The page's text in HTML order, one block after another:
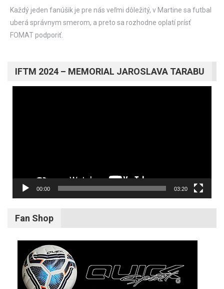
Každý jeden fanúšik je pre nás veľmi dôležitý, v Martine sa futbal
uberá správnym smerom, a preto sa rozhodne oplatí prísť
FOMAT podporiť.
IFTM 2024 – MEMORIAL JAROSLAVA TARABU
00:00 03:20
Fan Shop